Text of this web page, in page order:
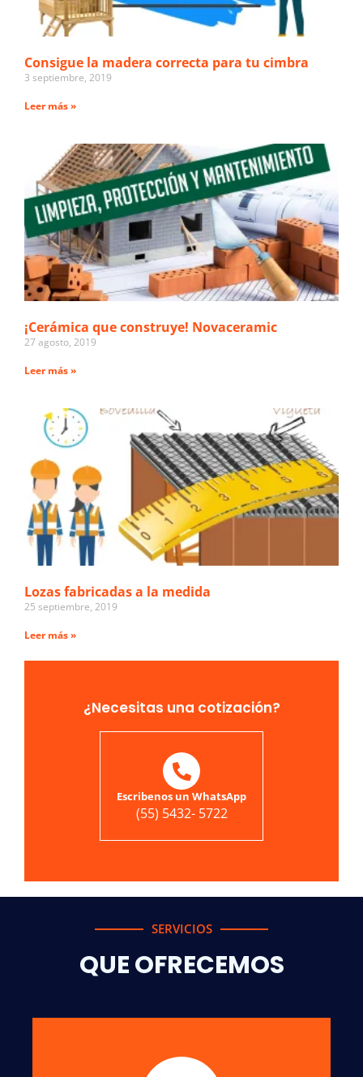
Consigue la madera correcta para tu cimbra
3 septiembre, 2019
Leer más »
¡Cerámica que construye! Novaceramic
27 agosto, 2019
Leer más »
Lozas fabricadas a la medida
25 septiembre, 2019
Leer más »
¿Necesitas una cotización?
Escribenos un WhatsApp
(55) 5432- 5722
SERVICIOS
QUE OFRECEMOS